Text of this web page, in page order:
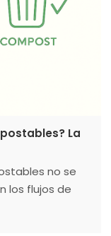
La
no se
los flujos de
entre los